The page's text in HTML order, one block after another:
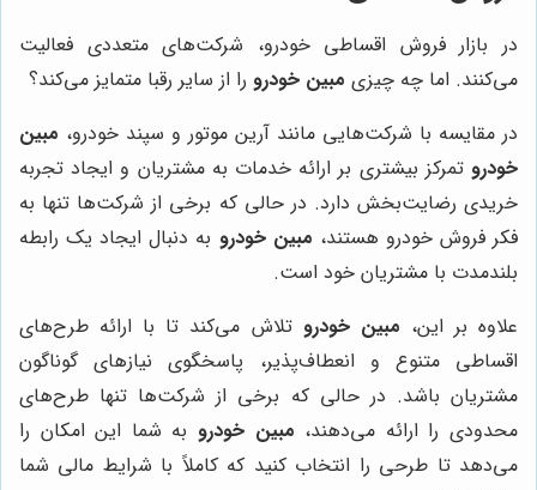
در بازار فروش اقساطی خودرو، شرکت‌های متعددی فعالیت
می‌کنند. اما چه چیزی مبین خودرو را از سایر رقبا متمایز می‌کند؟
در مقایسه با شرکت‌هایی مانند آرین موتور و سپند خودرو، مبین
خودرو تمرکز بیشتری بر ارائه خدمات به مشتریان و ایجاد تجربه
خریدی رضایت‌بخش دارد. در حالی که برخی از شرکت‌ها تنها به
فکر فروش خودرو هستند، مبین خودرو به دنبال ایجاد یک رابطه
بلندمدت با مشتریان خود است.
علاوه بر این، مبین خودرو تلاش می‌کند تا با ارائه طرح‌های
اقساطی متنوع و انعطاف‌پذیر، پاسخگوی نیازهای گوناگون
مشتریان باشد. در حالی که برخی از شرکت‌ها تنها طرح‌های
محدودی را ارائه می‌دهند، مبین خودرو به شما این امکان را
می‌دهد تا طرحی را انتخاب کنید که کاملاً با شرایط مالی شما